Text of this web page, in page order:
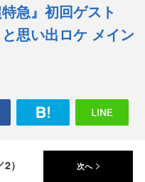
e
急』初回ゲスト
思い出ロケ メイン
） 次へ